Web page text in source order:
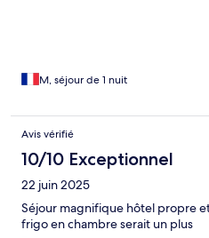
M, séjour de 1 nuit
Avis vérifié
10/10 Exceptionnel
22 juin 2025
Séjour magnifique hôtel propre
frigo en chambre serait un plus